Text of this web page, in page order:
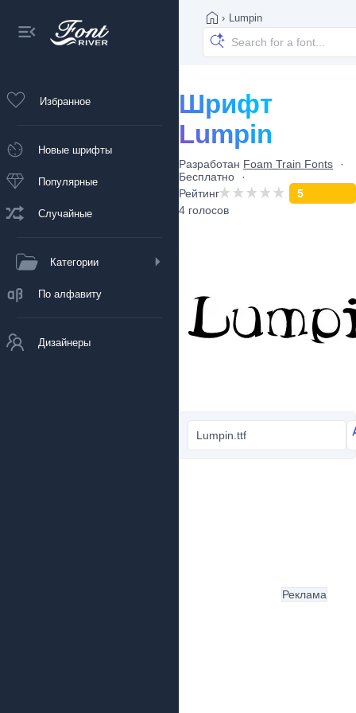
Избранное
Новые шрифты
Популярные
Случайные
Категории
По алфавиту
Дизайнеры
› Lumpin
Шрифт
Lumpin
Разработан Foam Train Fonts
Бесплатно
Рейтинг
5
4 голосов
Lumpin.ttf
Реклама